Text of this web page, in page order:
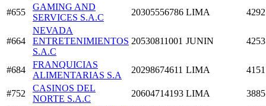
#655
GAMING AND
SERVICES S.A.C
20305556786 LIMA
#664
NEVADA
ENTRETENIMIENTOS
S.A.C
20530811001 JUNIN
#684
FRANQUICIAS
ALIMENTARIAS S.A
20298674611 LIMA
#752
CASINOS DEL
NORTE S.A.C
20604714193 LIMA